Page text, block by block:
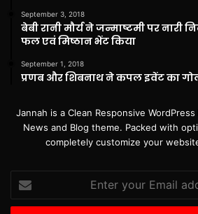
September 3, 2018
बेबी रानी मौर्य ने जन्माष्टमी पर नारी
फल एवं मिष्ठान भेंट किया
September 1, 2018
प्रणब और शिबनाथ ने कपल इवेंट का
Jannah is a Clean Responsive
News and Blog theme. Packed with
completely customize your
Enter
your
Email